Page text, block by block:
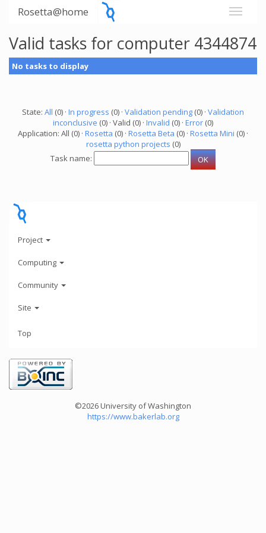
Rosetta@home
Valid tasks for computer 4344874
No tasks to display
State: All (0) · In progress (0) · Validation pending (0) · Validation
inconclusive (0) · Valid (0) · Invalid (0) · Error (0)
Application: All (0) · Rosetta (0) · Rosetta Beta (0) · Rosetta Mini (0) ·
rosetta python projects (0)
Task name:
Project
Computing
Community
Site
Top
©2026 University of Washington
https://www.bakerlab.org